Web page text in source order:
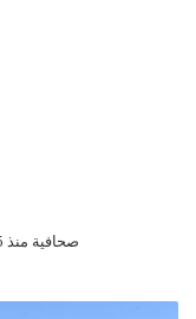
صحافية منذ 2015، مختصة في الشأن السياسي.